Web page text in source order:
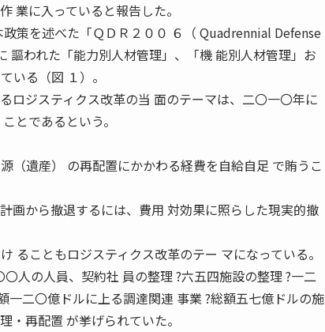
業に入っていると報告した。
策を述べた「ＱＤＲ２００ ６（ Quadrennial Defense
謳われた「能力別人材管理」、「機 能別人材管理」お
いる（図 １）。
ロジスティクス改革の当 面のテーマは、二〇一〇年に
とであるという。
（遺産） の再配置にかかわる経費を自給自足 で賄うこ
画から撤退するには、費用 対効果に照らした現実的撤
ることもロジスティクス改革のテー マになっている。
人の人員、契約社 員の整理 ?六五四施設の整理 ?一二
一二〇億ドルに上る調達関連 事業 ?総額五七億ドルの施
・再配置 が挙げられていた。